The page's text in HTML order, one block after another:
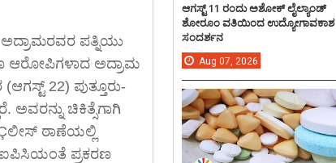
ಅದ್ರಾಮರವರ ಪತ್ನಿಯು
ಆರೋಪಿಗಳಾದ ಅದ್ರಾಮ
22) ಪುತ್ತೂರು-
ಅವರನ್ನು ಚಿಕಿತ್ಸೆಗಾಗಿ
ಠಾಣೆಯಲ್ಲಿ
ಐಪಿಸಿಯಂತೆ ಪ್ರಕರಣ
ಆಗಸ್ಟ್ 11 ರಂದು ಅಶೋಕ್ ಲೈಲ್ಯಾಂಡ್
ಶೋರೂಂ ವತಿಯಿಂದ ಉದ್ಯೋಗಾವಕಾಶ
ಸಂದರ್ಶನ
Aug 07, 2026